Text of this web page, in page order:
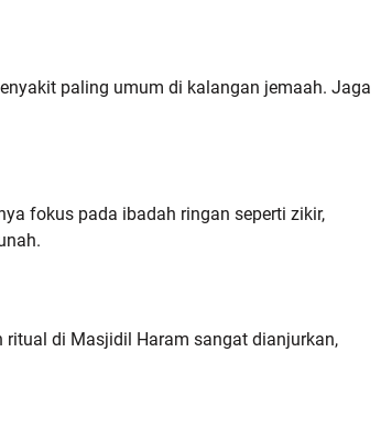
paling umum di kalangan jemaah. Jaga
fokus pada ibadah ringan seperti zikir,
di Masjidil Haram sangat dianjurkan,